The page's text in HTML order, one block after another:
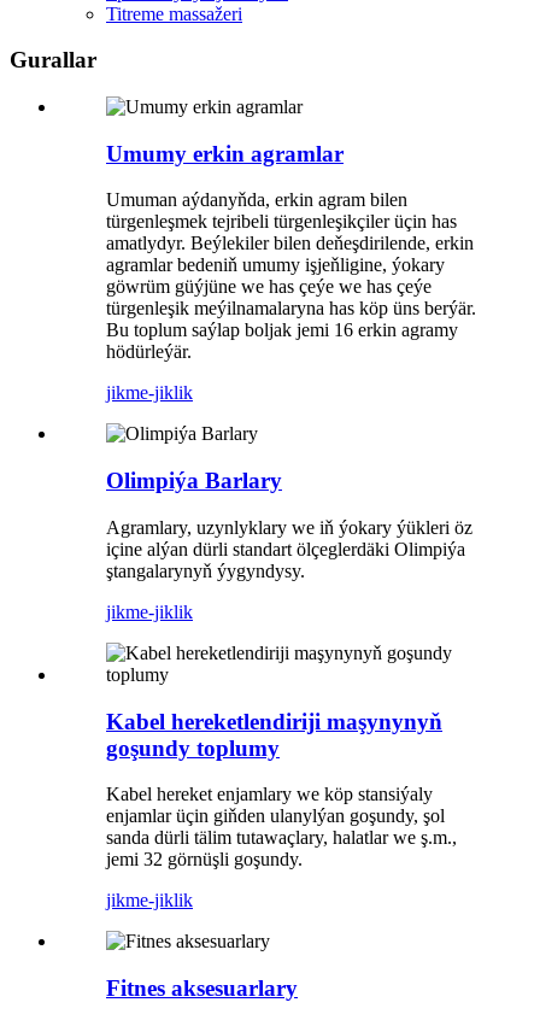
Titreme massažeri
Gurallar
Umumy erkin agramlar
Umuman aýdanyňda, erkin agram bilen
türgenleşmek tejribeli türgenleşikçiler üçin has
amatlydyr. Beýlekiler bilen deňeşdirilende, erkin
agramlar bedeniň umumy işjeňligine, ýokary
göwrüm güýjüne we has çeýe we has çeýe
türgenleşik meýilnamalaryna has köp üns berýär.
Bu toplum saýlap boljak jemi 16 erkin agramy
hödürleýär.
jikme-jiklik
Olimpiýa Barlary
Agramlary, uzynlyklary we iň ýokary ýükleri öz
içine alýan dürli standart ölçeglerdäki Olimpiýa
ştangalarynyň ýygyndysy.
jikme-jiklik
Kabel hereketlendiriji maşynynyň
goşundy toplumy
Kabel hereket enjamlary we köp stansiýaly
enjamlar üçin giňden ulanylýan goşundy, şol
sanda dürli tälim tutawaçlary, halatlar we ş.m.,
jemi 32 görnüşli goşundy.
jikme-jiklik
Fitnes aksesuarlary